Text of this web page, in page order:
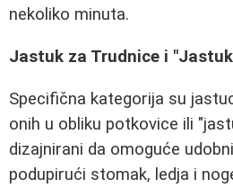
nekoliko minuta.
Jastuk za Trudnice i
Specifična kategorija su
onih u obliku potkovice ili
dizajnirani da omoguće
podupirući stomak, ledja i